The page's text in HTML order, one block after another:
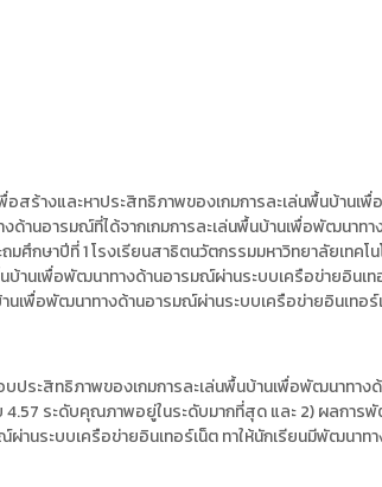
อสร้างและหาประสิทธิภาพของเกมการละเล่นพื้นบ้าน
ด้านอารมณ์ที่ได้จากเกมการละเล่นพื้นบ้านเพื่อพัฒนาท
มศึกษาปีที่ 1 โรงเรียนสาธิตนวัตกรรมมหาวิทยาลัยเทค
นบ้านเพื่อพัฒนาทางด้านอารมณ์ผ่านระบบเครือข่ายอิน
านเพื่อพัฒนาทางด้านอารมณ์ผ่านระบบเครือข่ายอินเทอ
ประสิทธิภาพของเกมการละเล่นพื้นบ้านเพื่อพัฒนาทาง
ระดับคุณภาพอยู่ในระดับมากที่สุด และ 2) ผลการพั
านระบบเครือข่ายอินเทอร์เน็ต ทาให้นักเรียนมีพัฒนาท